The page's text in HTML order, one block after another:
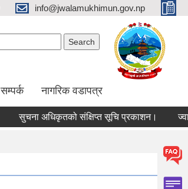
info@jwalamukhimun.gov.np
सम्पर्क नागरिक वडापत्र
सुचना अधिकृतको संक्षिप्त सूचि प्रकाशन।